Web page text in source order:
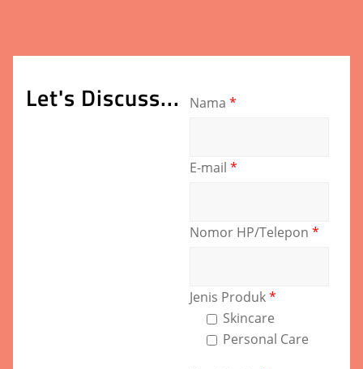
Let's Discuss... Nama *
E-mail *
Nomor HP/Telepon *
Jenis Produk*
Skincare
Personal Care